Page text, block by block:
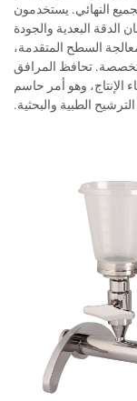
النهائي. يستخدمون
البعدية والجودة
السطح المتقدمة،
تحافظ المرافق
الإنتاج، وهو أمر حاسم
الطبية والبحثية.